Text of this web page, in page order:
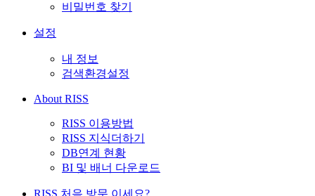
비밀번호 찾기
설정
내 정보
검색환경설정
About RISS
RISS 이용방법
RISS 지식더하기
DB연계 현황
BI 및 배너 다운로드
RISS 처음 방문 이세요?